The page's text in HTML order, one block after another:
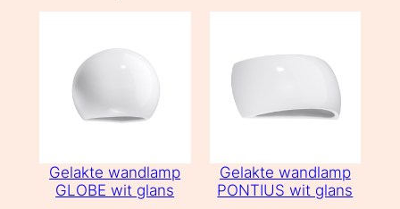
Gelakte wandlamp
GLOBE wit glans
Gelakte wandlamp
PONTIUS wit glans